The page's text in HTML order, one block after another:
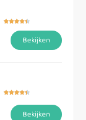

Bekijken

Bekijken